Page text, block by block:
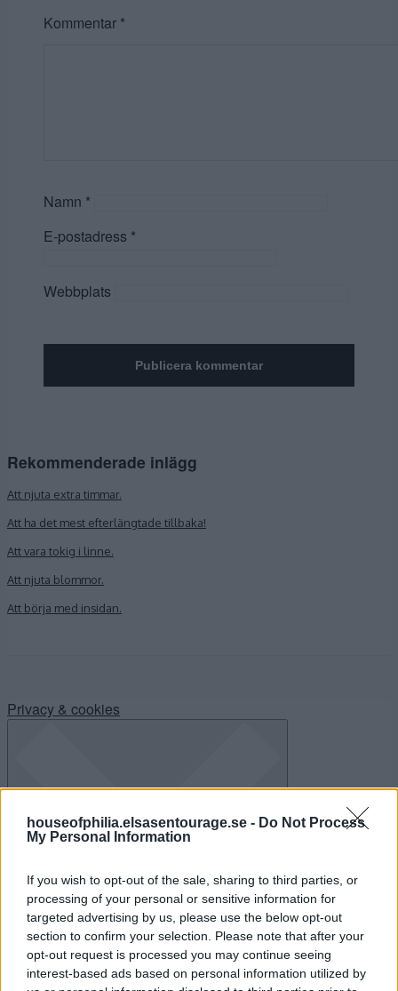
houseofphilia.elsasentourage.se - Do Not Process
My Personal Information
If you wish to opt-out of the sale, sharing to third parties, or
processing of your personal or sensitive information for
targeted advertising by us, please use the below opt-out
section to confirm your selection. Please note that after your
opt-out request is processed you may continue seeing
interest-based ads based on personal information utilized by
Kommentar *
Namn *
E-postadress *
Webbplats
Rekommenderade inlägg
Att njuta extra timmar.
Att ha det mest efterlängtade tillbaka!
Att vara tokig i linne.
Att njuta blommor.
Att börja med insidan.
Privacy & cookies